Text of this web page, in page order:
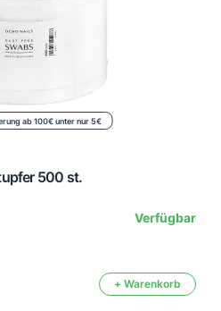
ab 100€ unter nur 5€
500 st.
Verfügbar
+ Warenkorb